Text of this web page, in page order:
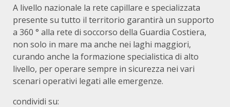
A livello nazionale la rete capillare e specializzata
presente su tutto il territorio garantirà un supporto
a 360 ° alla rete di soccorso della Guardia Costiera,
non solo in mare ma anche nei laghi maggiori,
curando anche la formazione specialistica di alto
livello, per operare sempre in sicurezza nei vari
scenari operativi legati alle emergenze.
condividi su: